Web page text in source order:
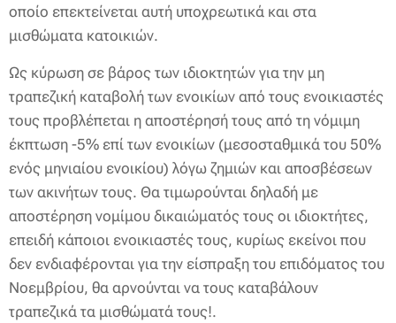
οποίο επεκτείνεται αυτή υποχρεωτικά και στα
μισθώματα κατοικιών.
Ως κύρωση σε βάρος των ιδιοκτητών για την μη
τραπεζική καταβολή των ενοικίων από τους ενοικιαστές
τους προβλέπεται η αποστέρησή τους από τη νόμιμη
έκπτωση -5% επί των ενοικίων (μεσοσταθμικά του 50%
ενός μηνιαίου ενοικίου) λόγω ζημιών και αποσβέσεων
των ακινήτων τους. Θα τιμωρούνται δηλαδή με
αποστέρηση νομίμου δικαιώματός τους οι ιδιοκτήτες,
επειδή κάποιοι ενοικιαστές τους, κυρίως εκείνοι που
δεν ενδιαφέρονται για την είσπραξη του επιδόματος του
Νοεμβρίου, θα αρνούνται να τους καταβάλουν
τραπεζικά τα μισθώματά τους!.